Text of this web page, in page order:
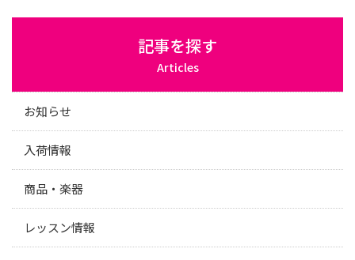
記事を探す
Articles
お知らせ
入荷情報
商品・楽器
レッスン情報